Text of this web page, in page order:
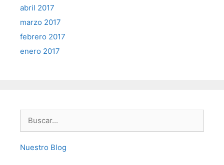
abril 2017
marzo 2017
febrero 2017
enero 2017
Nuestro Blog